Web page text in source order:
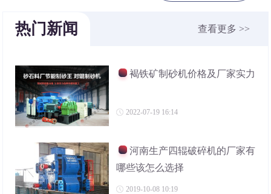
热门新闻 查看更多 >>
褐铁矿制砂机价格及厂家实力
2022-07-19 16:14
河南生产四辊破碎机的厂家有
哪些该怎么选择
2019-10-08 10:19